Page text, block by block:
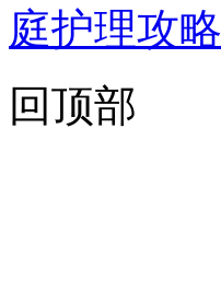
庭护理攻略
回顶部